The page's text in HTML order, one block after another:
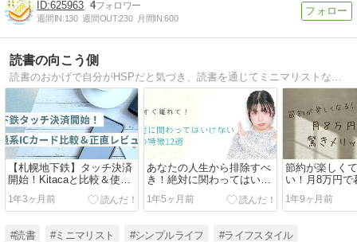
625963 4
週間IN:130 週間OUT:230 月間IN:600
読書の向こう側
読書のおかげで自分がHSPだと気づき、読書を通じてミニマリストな生活に憧れを持ちました。日々の暮らしや考え方をとにかくシンプルにすることが好きです。
【札幌地下鉄】タッチ決済
開始！Kitacaと比較＆使っ
てみた正直レビュー
1年3ヶ月前
あなたの人生から排除すべ
き！絶対に関わってはいけ
ない人たち12選
1年5ヶ月前
節約が楽しく
い！月8万円で
のメリット7選
1年9ヶ月前
#読書 #ミニマリスト #シンプルライフ #ライフスタイル